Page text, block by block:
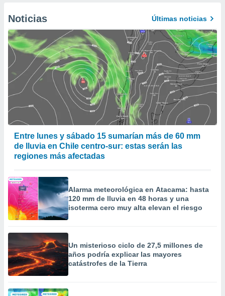
Noticias Últimas noticias
Entre lunes y sábado 15 sumarían más de 60 mm
de lluvia en Chile centro-sur: estas serán las
regiones más afectadas
Alarma meteorológica en Atacama: hasta
120 mm de lluvia en 48 horas y una
isoterma cero muy alta elevan el riesgo
Un misterioso ciclo de 27,5 millones de
años podría explicar las mayores
catástrofes de la Tierra